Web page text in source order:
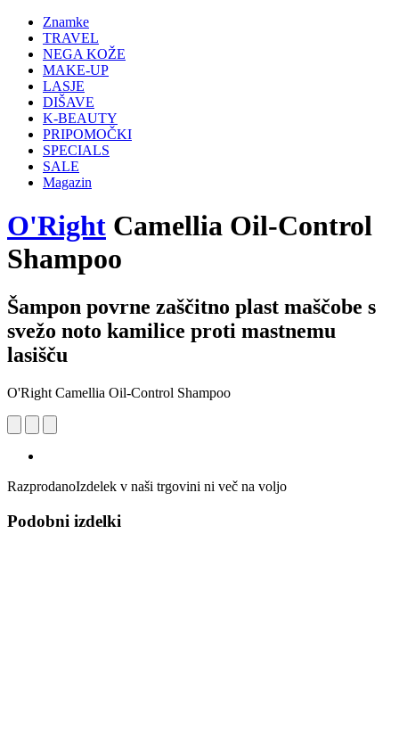
Znamke
TRAVEL
NEGA KOŽE
MAKE-UP
LASJE
DIŠAVE
K-BEAUTY
PRIPOMOČKI
SPECIALS
SALE
Magazin
O'Right Camellia Oil-Control
Shampoo
Šampon povrne zaščitno plast maščobe s
svežo noto kamilice proti mastnemu
lasišču
O'Right Camellia Oil-Control Shampoo
RazprodanoIzdelek v naši trgovini ni več na voljo
Podobni izdelki